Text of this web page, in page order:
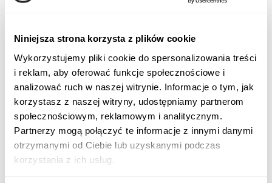
Niniejsza strona korzysta z plików cookie
Wykorzystujemy pliki cookie do spersonalizowania treści
i reklam, aby oferować funkcje społecznościowe i
analizować ruch w naszej witrynie. Informacje o tym, jak
korzystasz z naszej witryny, udostępniamy partnerom
społecznościowym, reklamowym i analitycznym.
Partnerzy mogą połączyć te informacje z innymi danymi
otrzymanymi od Ciebie lub uzyskanymi podczas
korzystania z ich usług.